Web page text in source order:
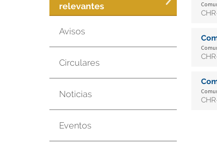
relevantes
Avisos
Circulares
Noticias
Eventos